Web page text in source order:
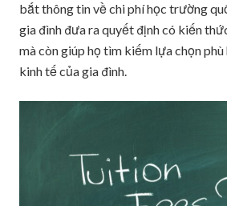
bắt thông tin về chi phí học trường
gia đình đưa ra quyết định có kiến
mà còn giúp họ tìm kiếm lựa chọn
kinh tế của gia đình.